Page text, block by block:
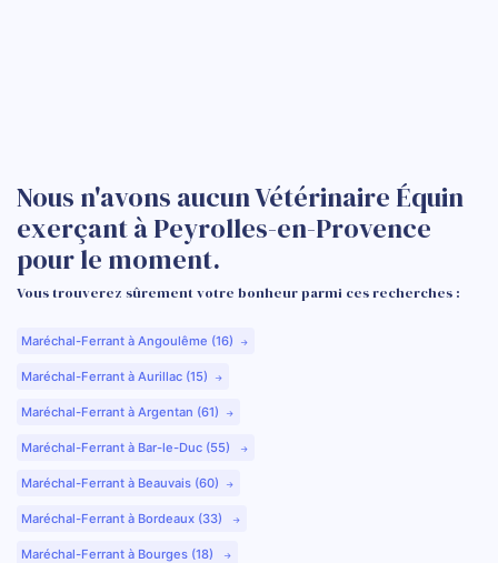
Nous n'avons aucun Vétérinaire Équin
exerçant à Peyrolles-en-Provence
pour le moment.
Vous trouverez sûrement votre bonheur parmi ces recherches :
Maréchal-Ferrant à Angoulême (16)
Maréchal-Ferrant à Aurillac (15)
Maréchal-Ferrant à Argentan (61)
Maréchal-Ferrant à Bar-le-Duc (55)
Maréchal-Ferrant à Beauvais (60)
Maréchal-Ferrant à Bordeaux (33)
Maréchal-Ferrant à Bourges (18)